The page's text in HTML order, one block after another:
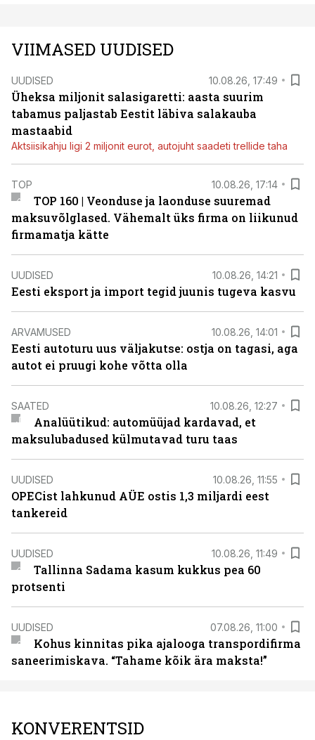
VIIMASED UUDISED
UUDISED 10.08.26, 17:49
Üheksa miljonit salasigaretti: aasta suurim
tabamus paljastab Eestit läbiva salakauba
mastaabid
Aktsiisikahju ligi 2 miljonit eurot, autojuht saadeti trellide taha
TOP 10.08.26, 17:14
TOP 160 | Veonduse ja laonduse suuremad
maksuvõlglased. Vähemalt üks firma on liikunud
firmamatja kätte
UUDISED 10.08.26, 14:21
Eesti eksport ja import tegid juunis tugeva kasvu
ARVAMUSED 10.08.26, 14:01
Eesti autoturu uus väljakutse: ostja on tagasi, aga
autot ei pruugi kohe võtta olla
SAATED 10.08.26, 12:27
Analüütikud: automüüjad kardavad, et
maksulubadused külmutavad turu taas
UUDISED 10.08.26, 11:55
OPECist lahkunud AÜE ostis 1,3 miljardi eest
tankereid
UUDISED 10.08.26, 11:49
Tallinna Sadama kasum kukkus pea 60
protsenti
UUDISED 07.08.26, 11:00
Kohus kinnitas pika ajalooga transpordifirma
saneerimiskava. “Tahame kõik ära maksta!”
KONVERENTSID